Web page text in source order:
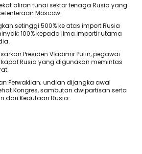
aliran tunai sektor tenaga Rusia yang
Moscow.
setinggi 500% ke atas import Rusia
100% kepada lima importir utama
Presiden Vladimir Putin, pegawai
Rusia yang digunakan memintas
Perwakilan; undian dijangka awal
Kongres, sambutan dwipartisan serta
dari Kedutaan Rusia.